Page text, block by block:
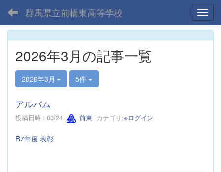
群馬県立前橋東高等学校
2026年3月の記事一覧
2026年3月 5件
アルバム
投稿日時 : 03/24 前東 カテゴリ:※ログイン
R7年度 表彰